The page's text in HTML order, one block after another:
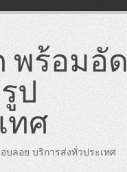
พร้อมอัด
ป
ทศ
ลอย บริการส่งทั่วประเทศ